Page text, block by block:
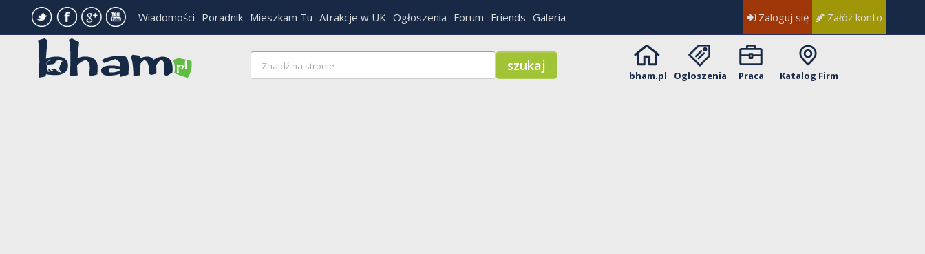
Wiadomości Poradnik Mieszkam Tu Atrakcje w UK Ogłoszenia Forum Friends Galeria Zaloguj się Załóż konto
bham.pl Ogłoszenia Praca Katalog Firm